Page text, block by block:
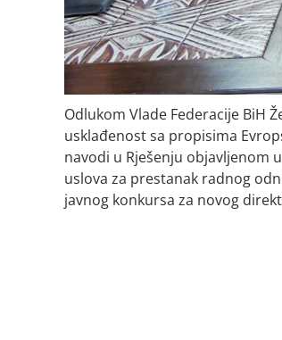
Odlukom Vlade Federacije BiH
usklađenost sa propisima
navodi u Rješenju objavljenom
uslova za prestanak radnog
javnog konkursa za novog